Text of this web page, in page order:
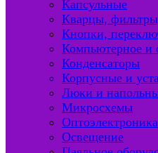
Капсульные
Кварцы,
Кнопки,
Компьютерное и
Конденсаторы
Корпусные и
Люки и
Микросхемы
Оптоэлектроника
Освещение